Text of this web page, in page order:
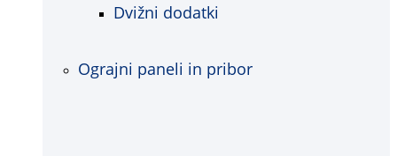
Dvižni dodatki
Ograjni paneli in pribor